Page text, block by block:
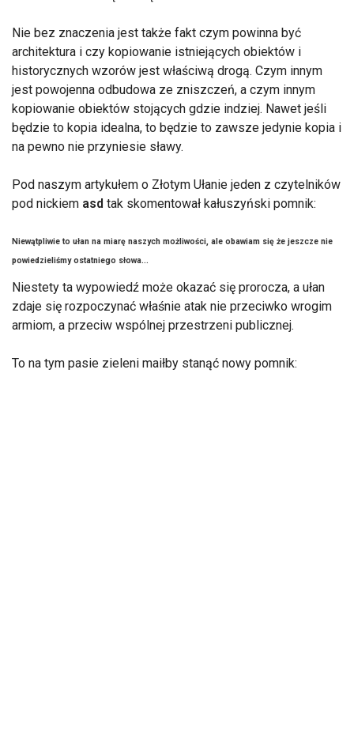
Nie bez znaczenia jest także fakt czym powinna być
architektura i czy kopiowanie istniejących obiektów i
historycznych wzorów jest właściwą drogą. Czym innym
jest powojenna odbudowa ze zniszczeń, a czym innym
kopiowanie obiektów stojących gdzie indziej. Nawet jeśli
będzie to kopia idealna, to będzie to zawsze jedynie kopia i
na pewno nie przyniesie sławy.
Pod naszym artykułem o Złotym Ułanie jeden z czytelników
pod nickiem asd tak skomentował kałuszyński pomnik:
Niewątpliwie to ułan na miarę naszych możliwości, ale obawiam się że jeszcze nie
powiedzieliśmy ostatniego słowa...
Niestety ta wypowiedź może okazać się prorocza, a ułan
zdaje się rozpoczynać właśnie atak nie przeciwko wrogim
armiom, a przeciw wspólnej przestrzeni publicznej.
To na tym pasie zieleni maiłby stanąć nowy pomnik: